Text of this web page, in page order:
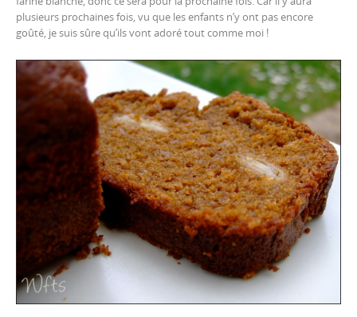
plusieurs prochaines fois, vu que les enfants n’y ont pas encore
goûté, je suis sûre qu’ils vont adoré tout comme moi !